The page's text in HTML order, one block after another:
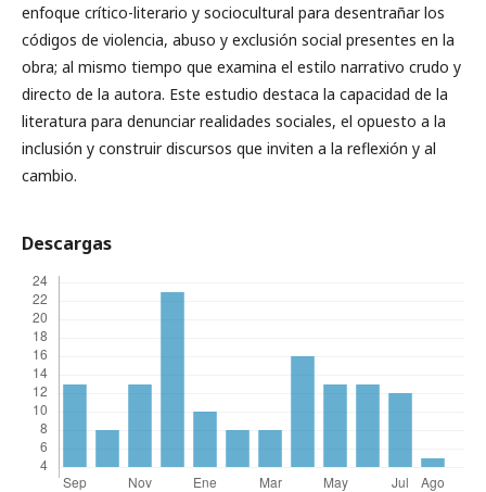
enfoque crítico-literario y sociocultural para desentrañar los
códigos de violencia, abuso y exclusión social presentes en la
obra; al mismo tiempo que examina el estilo narrativo crudo y
directo de la autora. Este estudio destaca la capacidad de la
literatura para denunciar realidades sociales, el opuesto a la
inclusión y construir discursos que inviten a la reflexión y al
cambio.
Descargas